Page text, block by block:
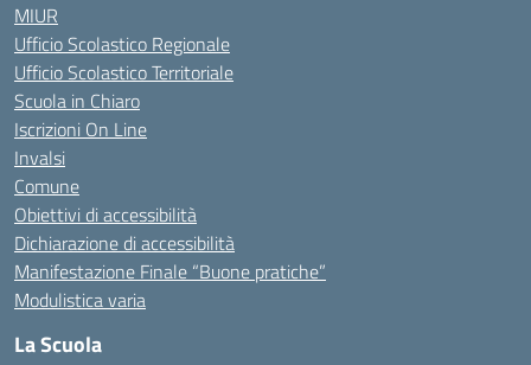
MIUR
Ufficio Scolastico Regionale
Ufficio Scolastico Territoriale
Scuola in Chiaro
Iscrizioni On Line
Invalsi
Comune
Obiettivi di accessibilità
Dichiarazione di accessibilità
Manifestazione Finale “Buone pratiche”
Modulistica varia
La Scuola